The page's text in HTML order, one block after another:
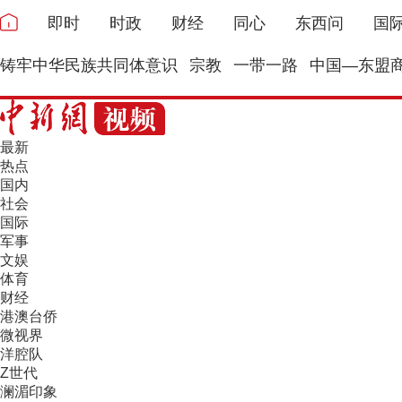
即时 时政 财经 同心 东西问 国
铸牢中华民族共同体意识 宗教 一带一路 中国—东盟
最新
热点
国内
社会
国际
军事
文娱
体育
财经
港澳台侨
微视界
洋腔队
Z世代
澜湄印象